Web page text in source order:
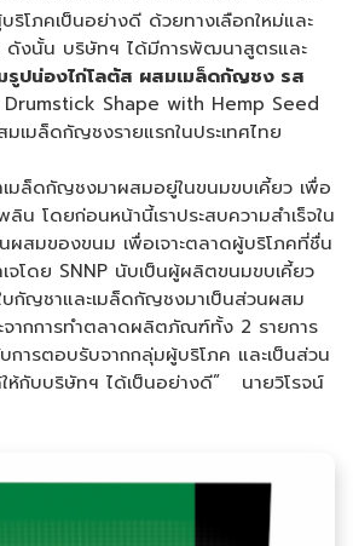
ริโภคเป็นอย่างดี ด้วยทางเลือกใหม่และ
ดังนั้น บริษัทฯ ได้มีการพัฒนาสูตรและ
รูปน่องไก่โลตัส ผสมเมล็ดกัญชง รส
Shape with Hemp Seed
เมล็ดกัญชงรายแรกในประเทศไทย
เมล็ดกัญชงมาผสมอยู่ในขนมขบเคี้ยว เพื่อ
น โดยก่อนหน้านี้เราประสบความสำเร็จใน
ผสมของขนม เพื่อเจาะตลาดผู้บริโภคที่ชื่น
จโดย SNNP นับเป็นผู้ผลิตขนมขบเคี้ยว
บกัญชาและเมล็ดกัญชงมาเป็นส่วนผสม
ากการทำตลาดผลิตภัณฑ์ทั้ง 2 รายการ
การตอบรับจากกลุ่มผู้บริโภค และเป็นส่วน
ให้กับบริษัทฯ ได้เป็นอย่างดี” นายวิโรจน์